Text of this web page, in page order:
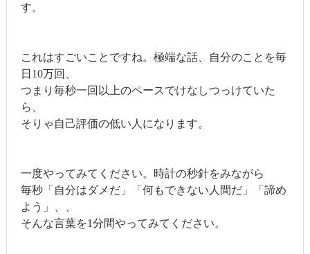
す。
これはすごいことですね。極端な話、自分のことを毎
日10万回、
つまり毎秒一回以上のペースでけなしつっけていた
ら、
そりゃ自己評価の低い人になります。
一度やってみてください。時計の秒針をみながら
毎秒「自分はダメだ」「何もできない人間だ」「諦め
よう」、、
そんな言葉を1分間やってみてください。